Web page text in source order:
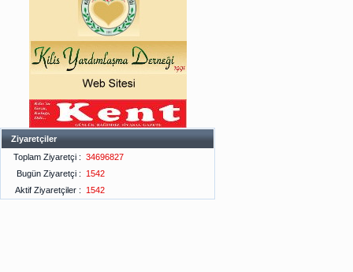
Ziyaretçiler
Toplam Ziyaretçi : 34696827
Bugün Ziyaretçi :
1542
Aktif Ziyaretçiler :
1542